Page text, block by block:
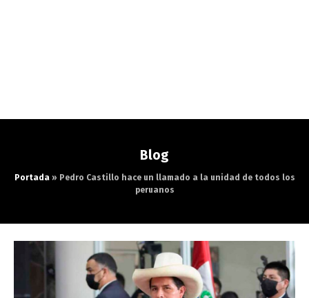
Blog
Portada» Pedro Castillo hace un llamado a la unidad de todos los
peruanos